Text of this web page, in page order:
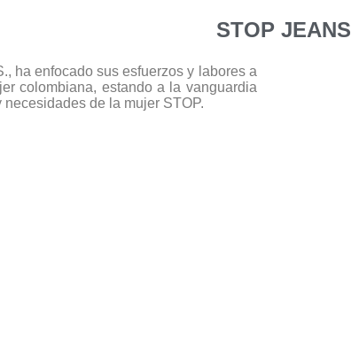
STOP JEANS
ha enfocado sus esfuerzos y labores a
colombiana, estando a la vanguardia
de la mujer STOP.